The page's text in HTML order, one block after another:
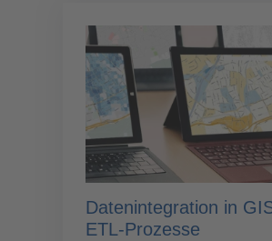
Datenintegration in
ETL-Prozesse